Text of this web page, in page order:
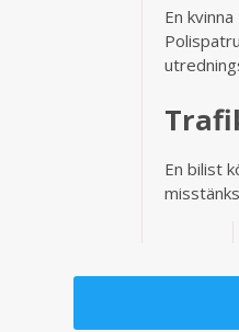
En
En bilist